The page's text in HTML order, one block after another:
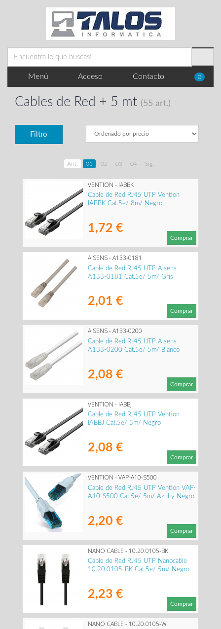
Menú Acceso Contacto 0
Cables de Red + 5 mt (55 art.)
Filtro
Ant. 01 02 03 04 Sig.
VENTION - IABBK
Cable de Red RJ45 UTP Vention
IABBK Cat.5e/ 8m/ Negro
1,72 €
Comprar
AISENS - A133-0181
Cable de Red RJ45 UTP Aisens
A133-0181 Cat.5e/ 5m/ Gris
2,01 €
Comprar
AISENS - A133-0200
Cable de Red RJ45 UTP Aisens
A133-0200 Cat.5e/ 5m/ Blanco
2,08 €
Comprar
VENTION - IABBJ
Cable de Red RJ45 UTP Vention
IABBJ Cat.5e/ 5m/ Negro
2,08 €
Comprar
VENTION - VAP-A10-S500
Cable de Red RJ45 UTP Vention VAP-
A10-S500 Cat.5e/ 5m/ Azul y Negro
2,20 €
Comprar
NANO CABLE - 10.20.0105-BK
Cable de Red RJ45 UTP Nanocable
10.20.0105-BK Cat.5e/ 5m/ Negro
2,23 €
Comprar
NANO CABLE - 10.20.0105-W